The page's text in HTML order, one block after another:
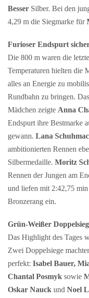
BesserSilber. Bei den
4,29 m die Siegmarke für
Furioser Endspurt
Die 800 m waren die
Temperaturen hielten die
alles an Energie zu
Rundbahn zu bringen.
Mädchen zeigte Anna
Endspurt ihre Bestmarke
gewann. Lana
ambitionierten Rennen
Silbermedaille. Moritz
Rennen der Jungen am
und liefen mit 2:42,75
Bronzerang ein.
Grün-Weißer
Das Highlight des Tages
Zwei Doppelsiege
perfekt: Isabel Bauer,
Chantal Posmyksowie
Oskar Nauckund Noel